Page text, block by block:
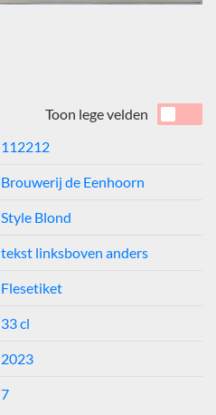
Toon lege velden
112212
Brouwerij de Eenhoorn
Style Blond
tekst linksboven anders
Flesetiket
33 cl
2023
7